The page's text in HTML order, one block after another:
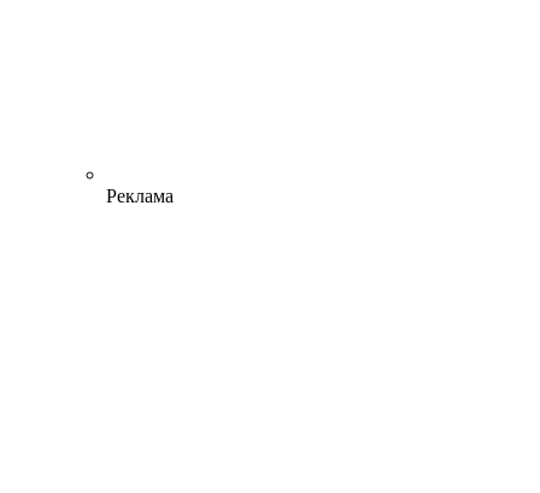
Реклама